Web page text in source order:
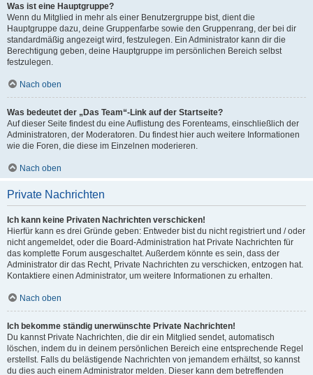
Was ist eine Hauptgruppe?
Wenn du Mitglied in mehr als einer Benutzergruppe bist, dient die
Hauptgruppe dazu, deine Gruppenfarbe sowie den Gruppenrang, der bei dir
standardmäßig angezeigt wird, festzulegen. Ein Administrator kann dir die
Berechtigung geben, deine Hauptgruppe im persönlichen Bereich selbst
festzulegen.
Nach oben
Was bedeutet der „Das Team“-Link auf der Startseite?
Auf dieser Seite findest du eine Auflistung des Forenteams, einschließlich der
Administratoren, der Moderatoren. Du findest hier auch weitere Informationen
wie die Foren, die diese im Einzelnen moderieren.
Nach oben
Private Nachrichten
Ich kann keine Privaten Nachrichten verschicken!
Hierfür kann es drei Gründe geben: Entweder bist du nicht registriert und / oder
nicht angemeldet, oder die Board-Administration hat Private Nachrichten für
das komplette Forum ausgeschaltet. Außerdem könnte es sein, dass der
Administrator dir das Recht, Private Nachrichten zu verschicken, entzogen hat.
Kontaktiere einen Administrator, um weitere Informationen zu erhalten.
Nach oben
Ich bekomme ständig unerwünschte Private Nachrichten!
Du kannst Private Nachrichten, die dir ein Mitglied sendet, automatisch
löschen, indem du in deinem persönlichen Bereich eine entsprechende Regel
erstellst. Falls du belästigende Nachrichten von jemandem erhältst, so kannst
du dies auch einem Administrator melden. Dieser kann dem betreffenden